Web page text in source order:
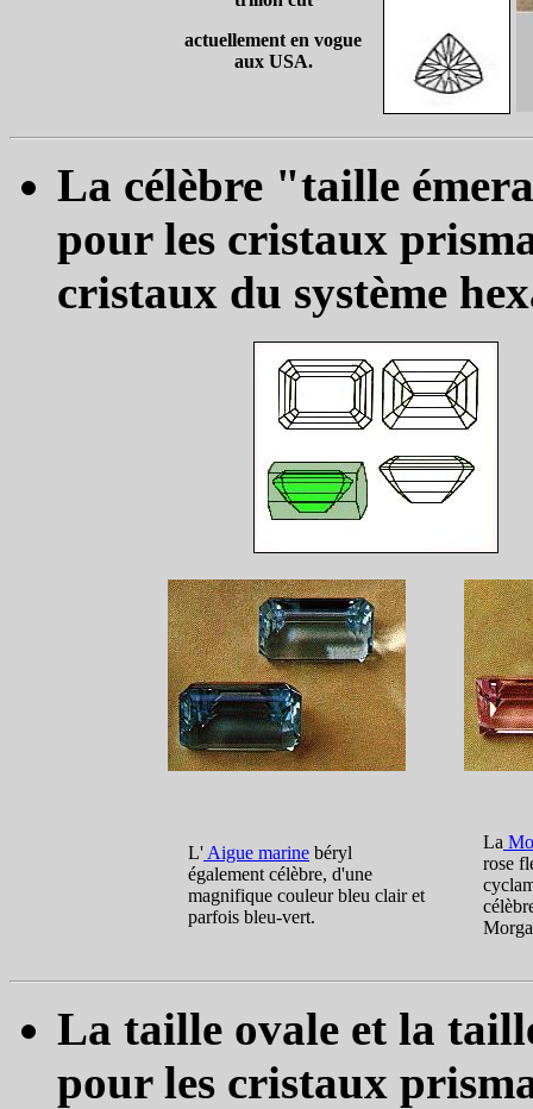
actuellement en vogue
aux USA.
La célèbre "taille
pour les cristaux
cristaux du système
L' Aigue marine béryl
également célèbre, d'une
magnifique couleur bleu clair et
parfois bleu-vert.
La
rose
La taille ovale et la
pour les cristaux